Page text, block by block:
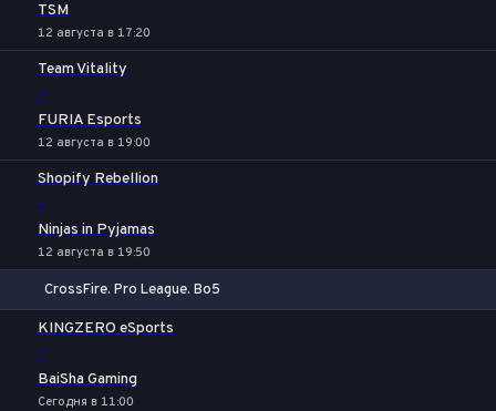
TSM
12 августа в 17:20
Team Vitality
-
FURIA Esports
12 августа в 19:00
Shopify Rebellion
-
Ninjas in Pyjamas
12 августа в 19:50
CrossFire. Pro League. Bo5
KINGZERO eSports
-
BaiSha Gaming
Сегодня в 11:00